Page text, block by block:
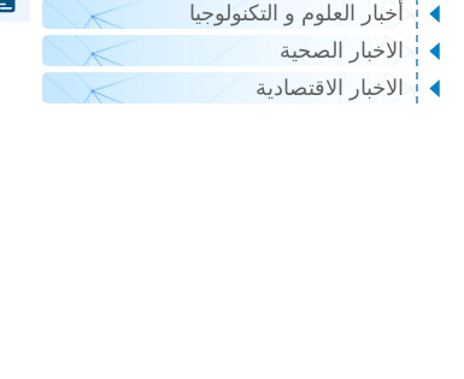
أخبار العلوم و التكنولوجيا
الاخبار الصحية
الاخبار الاقتصادية